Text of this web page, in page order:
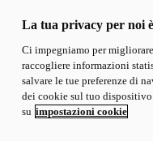
La tua privacy per noi
Ci impegniamo per
raccogliere informazioni
salvare le tue preferenze di
dei cookie sul tuo
su impostazioni cookie